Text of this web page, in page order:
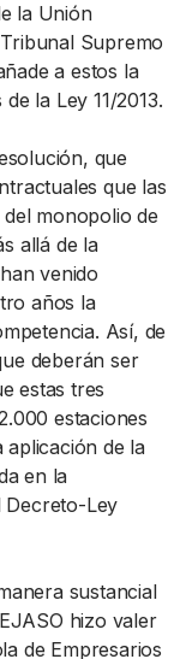
la Unión
Supremo
a estos la
la Ley 11/2013.
que
que las
monopolio de
allá de la
venido
años la
Así, de
deberán ser
estas tres
estaciones
aplicación de la
en la
Decreto-Ley
sustancial
hizo valer
de Empresarios